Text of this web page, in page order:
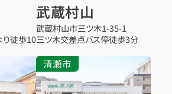
り徒歩10
武蔵村山
武蔵村山市三ツ木1-35-1
三ツ木交差点バス停徒歩3分
清瀬市